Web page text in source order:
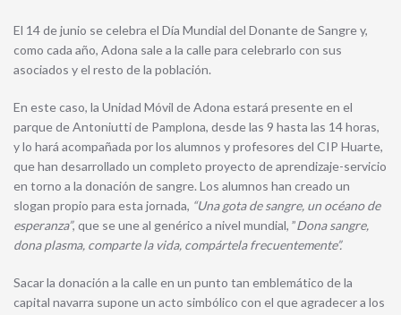
El 14 de junio se celebra el Día Mundial del Donante de Sangre y,
como cada año, Adona sale a la calle para celebrarlo con sus
asociados y el resto de la población.
En este caso, la Unidad Móvil de Adona estará presente en el
parque de Antoniutti de Pamplona, desde las 9 hasta las 14 horas,
y lo hará acompañada por los alumnos y profesores del CIP Huarte,
que han desarrollado un completo proyecto de aprendizaje-servicio
en torno a la donación de sangre. Los alumnos han creado un
slogan propio para esta jornada, “Una gota de sangre, un océano de
esperanza”, que se une al genérico a nivel mundial, ”Dona sangre,
dona plasma, comparte la vida, compártela frecuentemente”.
Sacar la donación a la calle en un punto tan emblemá­tico de la
capital navarra supone un acto simbólico con el que agradecer a los